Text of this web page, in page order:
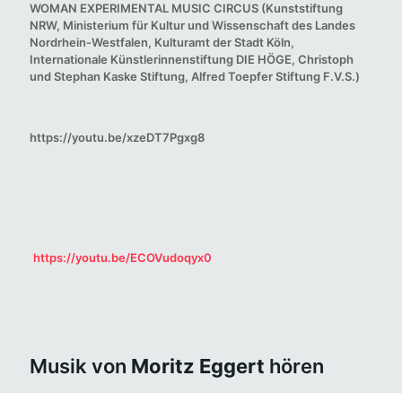
WOMAN EXPERIMENTAL MUSIC CIRCUS (Kunststiftung
NRW, Ministerium für Kultur und Wissenschaft des Landes
Nordrhein-Westfalen, Kulturamt der Stadt Köln,
Internationale Künstlerinnenstiftung DIE HÖGE, Christoph
und Stephan Kaske Stiftung, Alfred Toepfer Stiftung F.V.S.)
https://youtu.be/xzeDT7Pgxg8
https://youtu.be/ECOVudoqyx0
Musik von Moritz Eggert hören